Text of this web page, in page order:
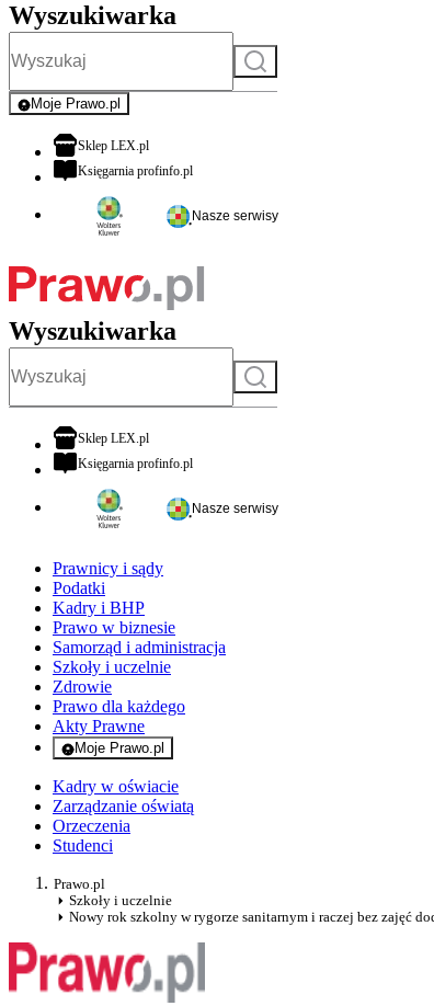
Wyszukiwarka
Szukaj
Moje Prawo.pl
- rejestracja i logowanie do serwisu
Sklep LEX.plotwiera się w nowej karcie
Księgarnia profinfo.plotwiera się w nowej karcie
Nasze serwisy
Wyszukiwarka
Szukaj
Sklep LEX.plotwiera się w nowej karcie
Księgarnia profinfo.plotwiera się w nowej karcie
Nasze serwisy
Prawnicy i sądy
Podatki
Kadry i BHP
Prawo w biznesie
Samorząd i administracja
Szkoły i uczelnie
Zdrowie
Prawo dla każdego
Akty Prawne
Moje Prawo.pl
- rejestracja i logowanie do serwisu
Kadry w oświacie
Zarządzanie oświatą
Orzeczenia
Studenci
Prawo.pl
Szkoły i uczelnie
Nowy rok szkolny w rygorze sanitarnym i raczej bez zajęć